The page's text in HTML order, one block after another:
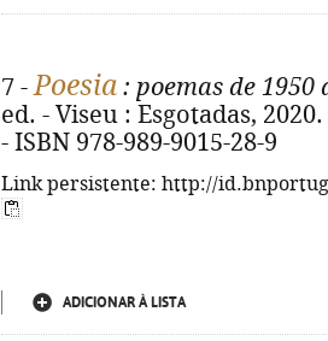
7 -Poesia : poemas de 1950
ed. - Viseu : Esgotadas,
- ISBN 978-989-9015-28-9
Link persistente: http://
ADICIONAR À LISTA